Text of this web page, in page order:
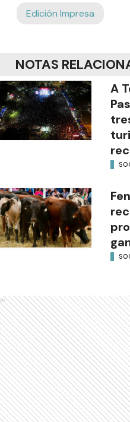
Edición Impresa
NOTAS
A